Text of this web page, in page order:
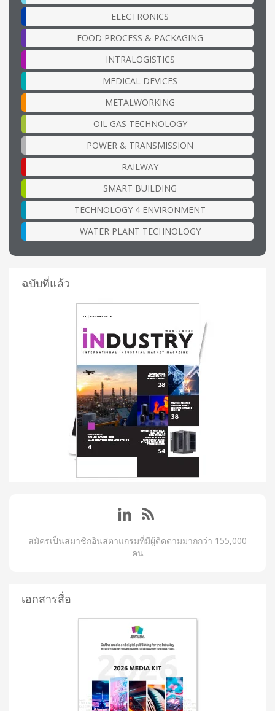
ELECTRONICS
FOOD PROCESS & PACKAGING
INTRALOGISTICS
MEDICAL DEVICES
METALWORKING
OIL GAS TECHNOLOGY
POWER & TRANSMISSION
RAILWAY
SMART BUILDING
TECHNOLOGY 4 ENVIRONMENT
WATER PLANT TECHNOLOGY
ฉบับที่แล้ว
สมัครเป็นสมาชิกอินสตาแกรมที่มีผู้ติดตามมากกว่า 155,000
คน
เอกสารสื่อ